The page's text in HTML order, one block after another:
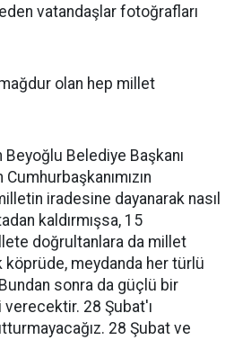
vatandaşlar fotoğrafları
olan hep millet
Belediye Başkanı
Cumhurbaşkanımızın
iradesine dayanarak nasıl
kaldırmışsa, 15
doğrultanlara da millet
köprüde, meydanda her türlü
sonra da güçlü bir
28 Şubat'ı
28 Şubat ve